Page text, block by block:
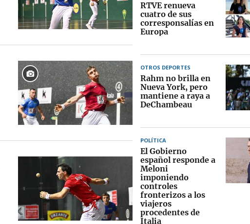
RTVE renueva
cuatro de sus
corresponsalías en
Europa
OTROS DEPORTES
Rahm no brilla en
Nueva York, pero
mantiene a raya a
DeChambeau
POLÍTICA
El Gobierno
español responde a
Meloni
imponiendo
controles
fronterizos a los
viajeros
procedentes de
Italia